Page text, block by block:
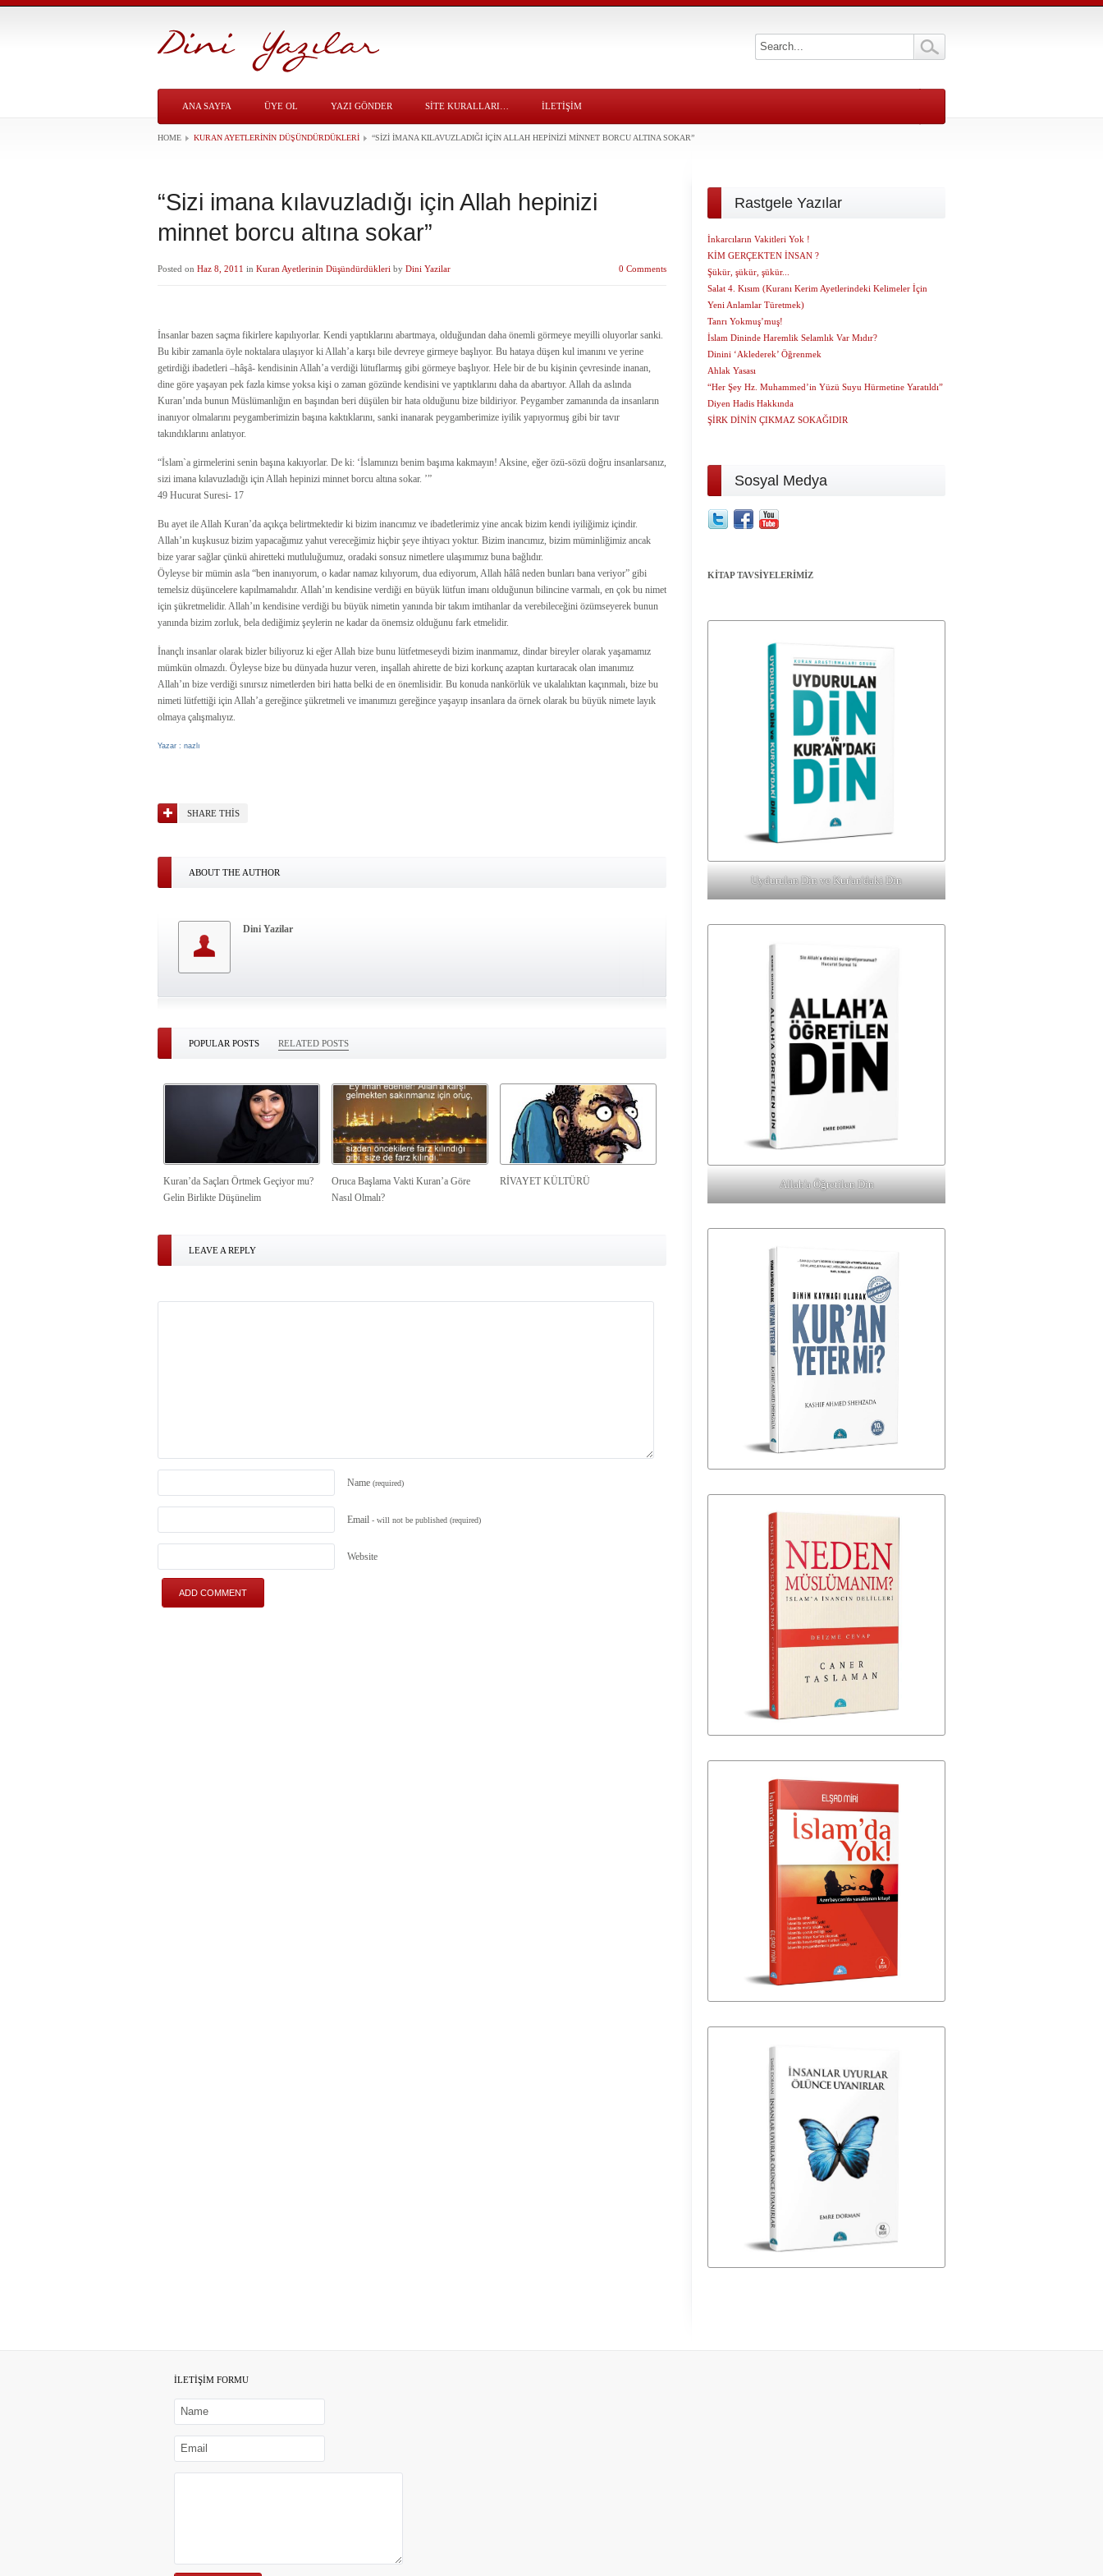
ANA SAYFA ÜYE OL YAZI GÖNDER SITE KURALLARI… İLETİŞİM
HOME KURAN AYETLERININ DÜŞÜNDÜRDÜKLERI “SIZI IMANA KILAVUZLADIĞI IÇIN ALLAH HEPINIZI MINNET BORCU ALTINA SOKAR”
“Sizi imana kılavuzladığı için Allah hepinizi
minnet borcu altına sokar”
Posted on Haz 8, 2011 in Kuran Ayetlerinin Düşündürdükleri by Dini Yazilar 0 Comments
İnsanlar bazen saçma fikirlere kapılıyorlar. Kendi yaptıklarını abartmaya, olduğundan daha önemli görmeye meyilli oluyorlar sanki.
Bu kibir zamanla öyle noktalara ulaşıyor ki Allah’a karşı bile devreye girmeye başlıyor. Bu hataya düşen kul imanını ve yerine
getirdiği ibadetleri –hâşâ- kendisinin Allah’a verdiği lütuflarmış gibi görmeye başlıyor. Hele bir de bu kişinin çevresinde inanan,
dine göre yaşayan pek fazla kimse yoksa kişi o zaman gözünde kendisini ve yaptıklarını daha da abartıyor. Allah da aslında
Kuran’ında bunun Müslümanlığın en başından beri düşülen bir hata olduğunu bize bildiriyor. Peygamber zamanında da insanların
inanıyor olmalarını peygamberimizin başına kaktıklarını, sanki inanarak peygamberimize iyilik yapıyormuş gibi bir tavır
takındıklarını anlatıyor.
“İslam`a girmelerini senin başına kakıyorlar. De ki: ‘İslamınızı benim başıma kakmayın! Aksine, eğer özü-sözü doğru insanlarsanız,
sizi imana kılavuzladığı için Allah hepinizi minnet borcu altına sokar. ’”
49 Hucurat Suresi- 17
Bu ayet ile Allah Kuran’da açıkça belirtmektedir ki bizim inancımız ve ibadetlerimiz yine ancak bizim kendi iyiliğimiz içindir.
Allah’ın kuşkusuz bizim yapacağımız yahut vereceğimiz hiçbir şeye ihtiyacı yoktur. Bizim inancımız, bizim müminliğimiz ancak
bize yarar sağlar çünkü ahiretteki mutluluğumuz, oradaki sonsuz nimetlere ulaşımımız buna bağlıdır.
Öyleyse bir mümin asla “ben inanıyorum, o kadar namaz kılıyorum, dua ediyorum, Allah hâlâ neden bunları bana veriyor” gibi
temelsiz düşüncelere kapılmamalıdır. Allah’ın kendisine verdiği en büyük lütfun imanı olduğunun bilincine varmalı, en çok bu nimet
için şükretmelidir. Allah’ın kendisine verdiği bu büyük nimetin yanında bir takım imtihanlar da verebileceğini özümseyerek bunun
yanında bizim zorluk, bela dediğimiz şeylerin ne kadar da önemsiz olduğunu fark etmelidir.
İnançlı insanlar olarak bizler biliyoruz ki eğer Allah bize bunu lütfetmeseydi bizim inanmamız, dindar bireyler olarak yaşamamız
mümkün olmazdı. Öyleyse bize bu dünyada huzur veren, inşallah ahirette de bizi korkunç azaptan kurtaracak olan imanımız
Allah’ın bize verdiği sınırsız nimetlerden biri hatta belki de en önemlisidir. Bu konuda nankörlük ve ukalalıktan kaçınmalı, bize bu
nimeti lütfettiği için Allah’a gereğince şükretmeli ve imanımızı gereğince yaşayıp insanlara da örnek olarak bu büyük nimete layık
olmaya çalışmalıyız.
Yazar : nazlı
SHARE THIS
ABOUT THE AUTHOR
Dini Yazilar
POPULAR POSTS RELATED POSTS
Kuran’da Saçları Örtmek Geçiyor mu?
Gelin Birlikte Düşünelim
Oruca Başlama Vakti Kuran’a Göre
Nasıl Olmalı?
RİVAYET KÜLTÜRÜ
LEAVE A REPLY
Name (required)
Email - will not be published (required)
Website
Rastgele Yazılar
İnkarcıların Vakitleri Yok !
KİM GERÇEKTEN İNSAN ?
Şükür, şükür, şükür...
Salat 4. Kısım (Kuranı Kerim Ayetlerindeki Kelimeler İçin
Yeni Anlamlar Türetmek)
Tanrı Yokmuş’muş!
İslam Dininde Haremlik Selamlık Var Mıdır?
Dinini ‘Aklederek’ Öğrenmek
Ahlak Yasası
“Her Şey Hz. Muhammed’in Yüzü Suyu Hürmetine Yaratıldı”
Diyen Hadis Hakkında
ŞİRK DİNİN ÇIKMAZ SOKAĞIDIR
Sosyal Medya
KİTAP TAVSİYELERİMİZ
Uydurulan Din ve Kur'an'daki Din
Allah'a Öğretilen Din
İLETİŞİM FORMU